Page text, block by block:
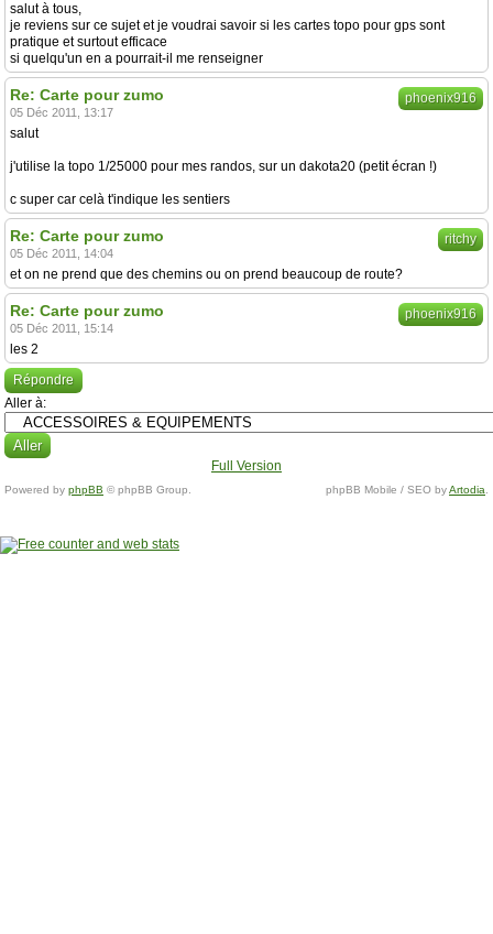
salut à tous,
je reviens sur ce sujet et je voudrai savoir si les cartes topo pour gps sont
pratique et surtout efficace
si quelqu'un en a pourrait-il me renseigner
phoenix916
Re: Carte pour zumo
05 Déc 2011, 13:17
salut
j'utilise la topo 1/25000 pour mes randos, sur un dakota20 (petit écran !)
c super car celà t'indique les sentiers
ritchy
Re: Carte pour zumo
05 Déc 2011, 14:04
et on ne prend que des chemins ou on prend beaucoup de route?
phoenix916
Re: Carte pour zumo
05 Déc 2011, 15:14
les 2
Répondre
Aller à:
Full Version
Powered by phpBB © phpBB Group. phpBB Mobile / SEO byArtodia